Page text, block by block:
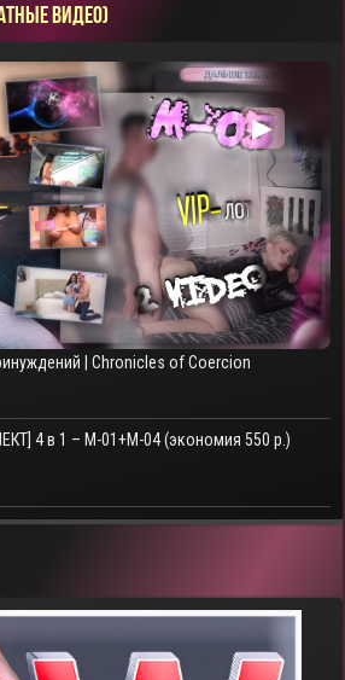
ВИДЕО)
▶
| Chronicles of Coercion
4 в 1 – M-01+M-04 (экономия 550 р.)